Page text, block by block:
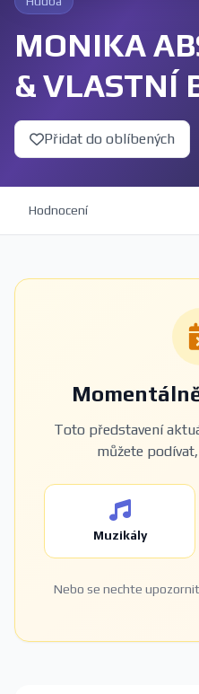
MONIKA
& VLASTNÍ
Přidat do oblíbených
Hodnocení
Toto představení
můžete
Muzikály
Nebo se nechte